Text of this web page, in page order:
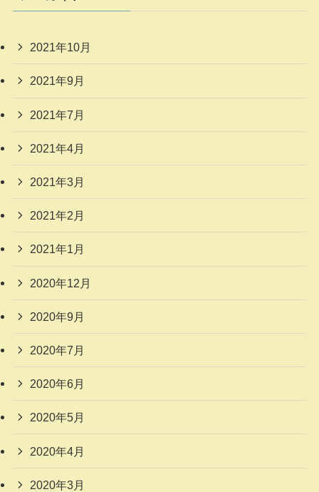
2021年10月
2021年9月
2021年7月
2021年4月
2021年3月
2021年2月
2021年1月
2020年12月
2020年9月
2020年7月
2020年6月
2020年5月
2020年4月
2020年3月